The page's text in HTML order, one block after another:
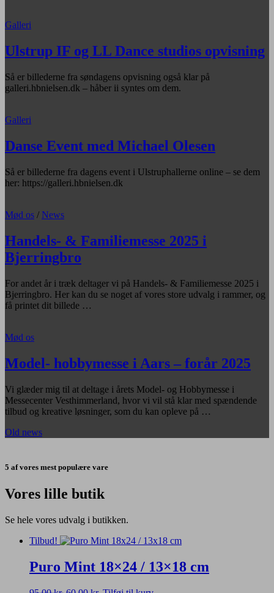
Galleri
Ulstrup IF og LL Dance studios opvisning
Så er billederne fra søndagens opvisning også klar på
galleri.hbnielsen.dk – håber ii syntes om dem.
Galleri
Danse Event med Michael Olesen
Så er billederne fra dagens event i Ulstruphallerne online – se dem
her: https://galleri.hbnielsen.dk
Mød os / News
Handels- & Familiemesse 2025 i
Bjerringbro
For andet år i træk deltager vi på Handels- & Familiemesse 2025 i
Bjerringbro. Her kan du se noget af vores store udvalg i rammer, og
få printet dit billede …
Mød os
Model- hobbymesse i Aars – forår 2025
Vi glæder mig til at deltage i årets Model- og Hobbymesse i
Messecenter Vesthimmerland, hvor vi vil stå klar med spændende
tilbud og kreative løsninger, som du kan opleve på …
Old news
5 af vores mest populære vare
Vores lille butik
Se hele vores udvalg i butikken.
Tilbud!
Puro Mint 18×24 / 13×18 cm